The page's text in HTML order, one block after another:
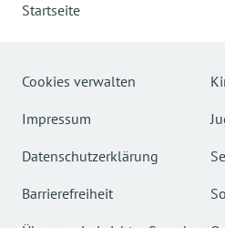
Startseite
Cookies verwalten
Impressum
Datenschutzerklärung
Barrierefreiheit